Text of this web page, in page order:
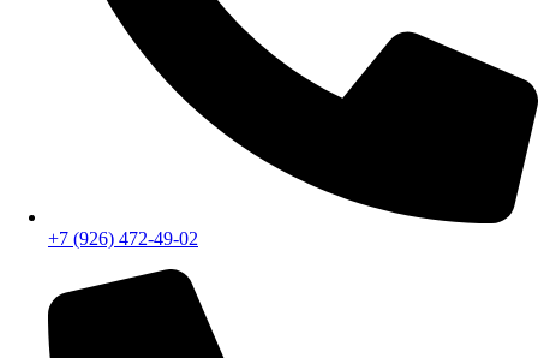
+7 (926) 472-49-02